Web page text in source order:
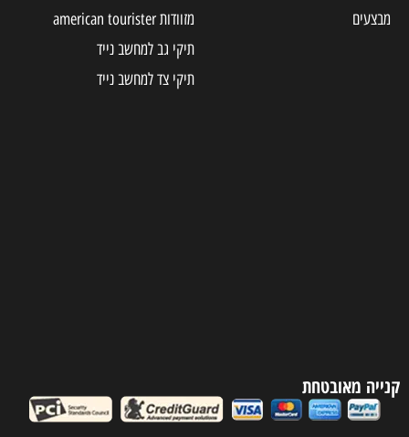
מבצעים
מזוודות american tourister
תיקי גב למחשב נייד
תיקי צד למחשב נייד
קנייה מאובטחת